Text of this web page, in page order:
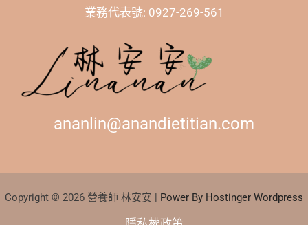
業務代表號: 0927-269-561
ananlin@anandietitian.com
Copyright © 2026 營養師 林安安 | Power By Hostinger Wordpress